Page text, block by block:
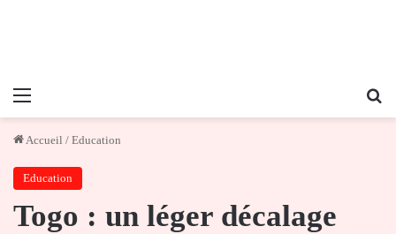
Menu
Accueil / Education
Education
Togo : un léger décalage